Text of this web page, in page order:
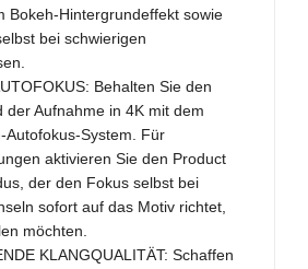
Bokeh-Hintergrundeffekt sowie
bei schwierigen
Behalten Sie den
der Aufnahme in 4K mit dem
Autofokus-System. Für
aktivieren Sie den Product
der den Fokus selbst bei
sofort auf das Motiv richtet,
möchten.
KLANGQUALITÄT: Schaffen